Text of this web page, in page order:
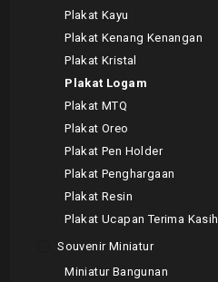
Plakat Kayu
Plakat Kenang Kenangan
Plakat Kristal
Plakat Logam
Plakat MTQ
Plakat Oreo
Plakat Pen Holder
Plakat Penghargaan
Plakat Resin
Plakat Ucapan Terima Kasih
Souvenir Miniatur
Miniatur Bangunan